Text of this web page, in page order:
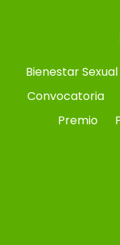
Bienestar Sexual
Convocatoria
Premio